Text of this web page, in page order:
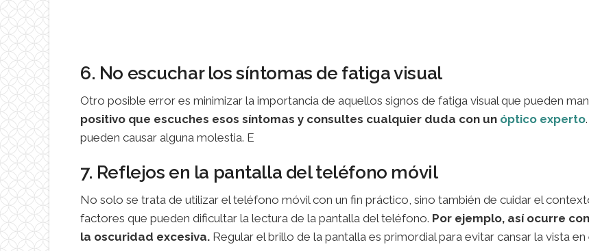
6. No escuchar los síntomas de fatiga visual
Otro posible error es minimizar la importancia de aquellos signos de fatiga visual que pueden
positivo que escuches esos síntomas y consultes cualquier duda con un óptico experto
pueden causar alguna molestia. E
7. Reflejos en la pantalla del teléfono móvil
No solo se trata de utilizar el teléfono móvil con un fin práctico, sino también de cuidar el
factores que pueden dificultar la lectura de la pantalla del teléfono. Por ejemplo, así ocurre
la oscuridad excesiva. Regular el brillo de la pantalla es primordial para evitar cansar la vista en